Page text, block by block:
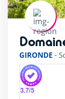
GIRONDE -
3.7/5